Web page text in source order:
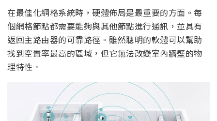
在最佳化網格系統時，硬體佈局是最重要的方面。每
個網格節點都需要能夠與其他節點進行通訊，並具有
返回主路由器的可靠路徑。雖然聰明的軟體可以幫助
找到空置率最高的區域，但它無法改變室內牆壁的物
理特性。